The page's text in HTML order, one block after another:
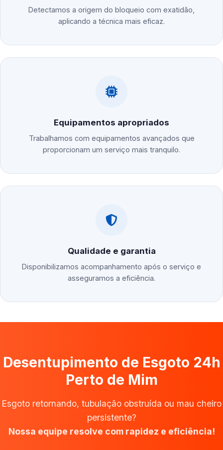
Detectamos a origem do bloqueio com exatidão,
aplicando a técnica mais eficaz.
Equipamentos apropriados
Trabalhamos com equipamentos avançados que
proporcionam um serviço mais tranquilo.
Qualidade e garantia
Disponibilizamos acompanhamento após o serviço e
asseguramos a eficiência.
Desentupimento de Esgoto 24h
Perto de Mim
Esgoto retornando, tubulação obstruída ou mau cheiro
persistente?
Nossa equipe resolve com rapidez e eficiência!